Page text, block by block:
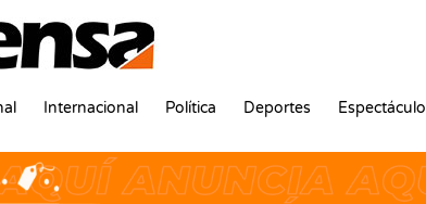
Internacional Política Deportes Espectáculo